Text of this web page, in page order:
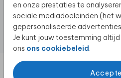
en onze prestaties te
sociale mediadoeleinden (het
gepersonaliseerde
Je kunt jouw toestemming
ons ons cookiebeleid.